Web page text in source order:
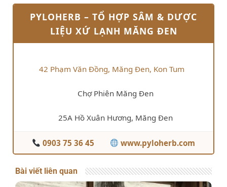
PYLOHERB – TỔ HỢP SÂM & DƯỢC
LIỆU XỨ LẠNH MĂNG ĐEN
42 Phạm Văn Đồng, Măng Đen, Kon Tum
Chợ Phiên Măng Đen
25A Hồ Xuân Hương, Măng Đen
0903 75 36 45 www.pyloherb.com
Bài viết liên quan